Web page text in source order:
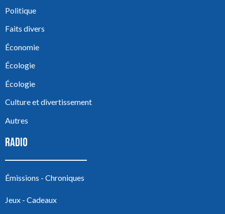
Politique
Faits divers
Économie
Écologie
Écologie
Culture et divertissement
Autres
RADIO
Émissions - Chroniques
Jeux - Cadeaux